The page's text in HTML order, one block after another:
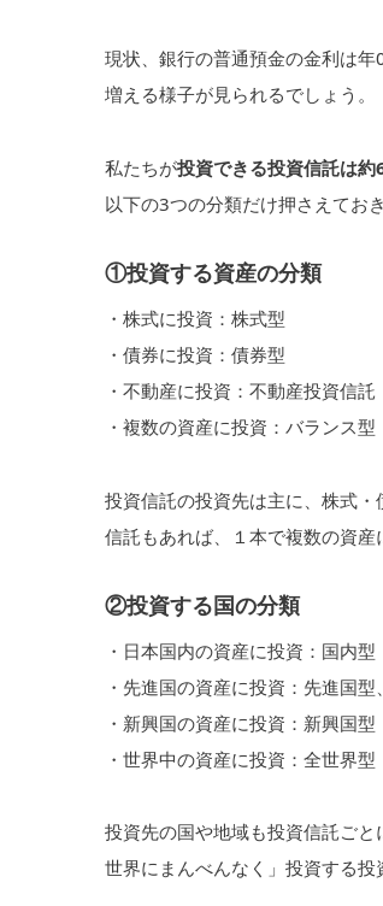
現状、銀行の普通預金の金利は
増える様子が見られるでしょう。
私たちが投資できる投資信託は
以下の3つの分類だけ押さえてお
①投資する資産の分類
・株式に投資：株式型
・債券に投資：債券型
・不動産に投資：不動産投資信託
・複数の資産に投資：バランス型
投資信託の投資先は主に、株式
信託もあれば、１本で複数の資産
②投資する国の分類
・日本国内の資産に投資：国内型
・先進国の資産に投資：先進国
・新興国の資産に投資：新興国型
・世界中の資産に投資：全世界型
投資先の国や地域も投資信託ご
世界にまんべんなく」投資する投